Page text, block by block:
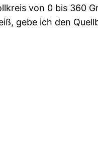
von 0 bis 360
gebe ich den